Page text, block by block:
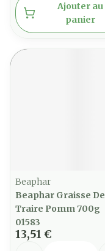
Ajouter au
panier
Beaphar
Beaphar Graisse De
Traire Pomm 700g
01583
13,51 €